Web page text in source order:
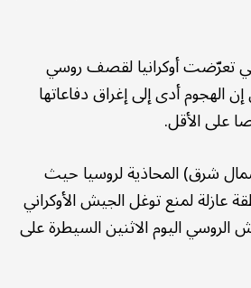
تعرّضت أوكرانيا لقصف روسي
الهجوم أدى إلى إغراق دفاعاتها
شرق) المحاذية لروسيا حيث
عازلة لمنع توغل الجيش الأوكراني
الروسي اليوم الاثنين السيطرة على